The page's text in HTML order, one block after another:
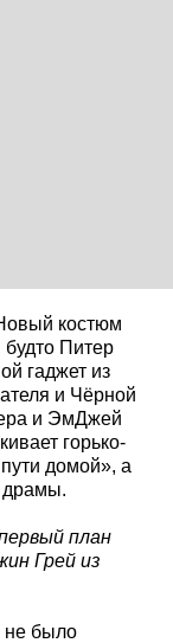
костюм
будто Питер
гаджет из
и Чёрной
и ЭмДжей
горько-
домой», а
драмы.
план
Грей из
не было